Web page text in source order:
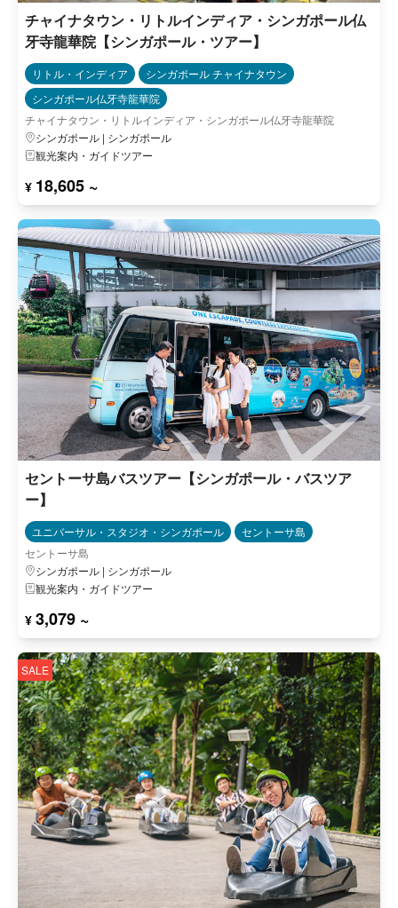
チャイナタウン・リトルインディア・シンガポール仏
牙寺龍華院【シンガポール・ツアー】
リトル・インディア
シンガポール チャイナタウン
シンガポール仏牙寺龍華院
チャイナタウン・リトルインディア・シンガポール仏牙寺龍華院
シンガポール | シンガポール
観光案内・ガイドツアー
¥ 18,605 ~
セントーサ島バスツアー【シンガポール・バスツア
ー】
ユニバーサル・スタジオ・シンガポール
セントーサ島
セントーサ島
シンガポール | シンガポール
観光案内・ガイドツアー
¥ 3,079 ~
SALE